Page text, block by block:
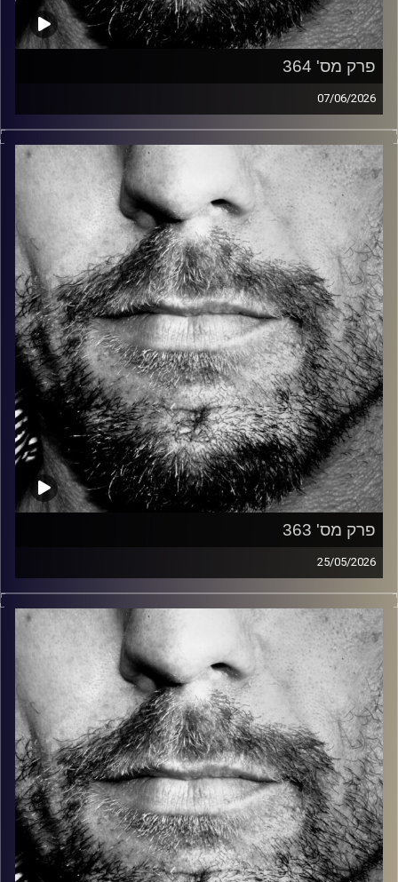
פרק מס' 364
07/06/2026
זיפים, מוזיקה מחוספסת של הופעות חיות. הרבה ג'אם, רוק,
בלוז, bluegrass, ג'אז, Fאנק, פרוגרסיב ואפילו אלקטרוניקה.
כל מה שחי, אמיתי ונושם.
עם שמוליק רגב.
קרדיט תמונות: David Goehring
פרק מס' 363
25/05/2026
זיפים, מוזיקה מחוספסת של הופעות חיות. הרבה ג'אם, רוק,
בלוז, bluegrass, ג'אז, Fאנק, פרוגרסיב ואפילו אלקטרוניקה.
כל מה שחי, אמיתי ונושם.
עם שמוליק רגב.
קרדיט תמונות: David Goehring